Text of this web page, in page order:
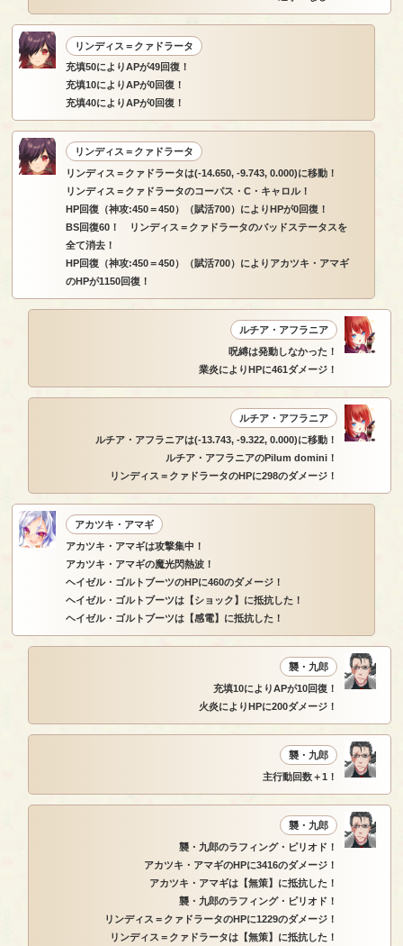
リンディス＝クァドラータ
充填50によりAPが49回復！
充填10によりAPが0回復！
充填40によりAPが0回復！
リンディス＝クァドラータ
リンディス＝クァドラータは(-14.650, -9.743, 0.000)に移動！
リンディス＝クァドラータのコーパス・C・キャロル！
HP回復（神攻:450＝450）（賦活700）によりHPが0回復！
BS回復60！ リンディス＝クァドラータのバッドステータスを
全て消去！
HP回復（神攻:450＝450）（賦活700）によりアカツキ・アマギ
のHPが1150回復！
ルチア・アフラニア
呪縛は発動しなかった！
業炎によりHPに461ダメージ！
ルチア・アフラニア
ルチア・アフラニアは(-13.743, -9.322, 0.000)に移動！
ルチア・アフラニアのPilum domini！
リンディス＝クァドラータのHPに298のダメージ！
アカツキ・アマギ
アカツキ・アマギは攻撃集中！
アカツキ・アマギの魔光閃熱波！
ヘイゼル・ゴルトブーツのHPに460のダメージ！
ヘイゼル・ゴルトブーツは【ショック】に抵抗した！
ヘイゼル・ゴルトブーツは【感電】に抵抗した！
襲・九郎
充填10によりAPが10回復！
火炎によりHPに200ダメージ！
襲・九郎
主行動回数＋1！
襲・九郎
襲・九郎のラフィング・ピリオド！
アカツキ・アマギのHPに3416のダメージ！
アカツキ・アマギは【無策】に抵抗した！
襲・九郎のラフィング・ピリオド！
リンディス＝クァドラータのHPに1229のダメージ！
リンディス＝クァドラータは【無策】に抵抗した！